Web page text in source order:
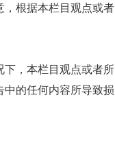
，根据本栏目观点或者
，本栏目观点或者所
的任何内容所导致损